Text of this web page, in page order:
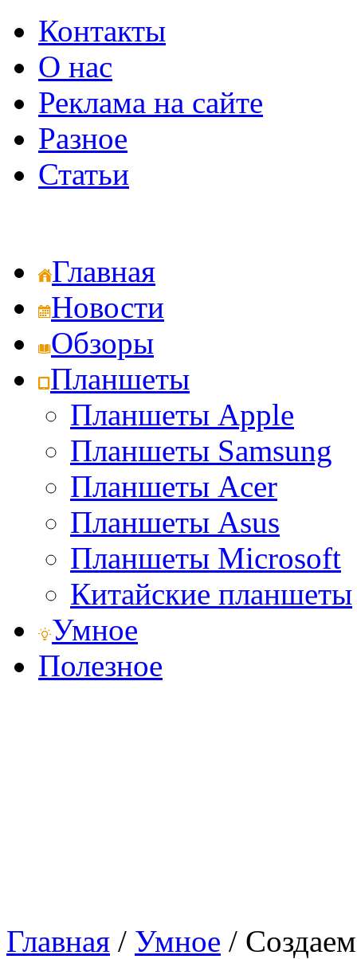
Контакты
О нас
Реклама на сайте
Разное
Статьи
Главная
Новости
Обзоры
Планшеты
Планшеты Apple
Планшеты Samsung
Планшеты Acer
Планшеты Asus
Планшеты Microsoft
Китайские планшеты
Умное
Полезное
Главная / Умное /